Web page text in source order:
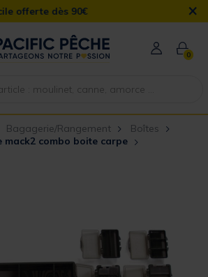
dès 90€ ×
0
Bagagerie/Rangement
Boîtes
mack2 combo boite carpe